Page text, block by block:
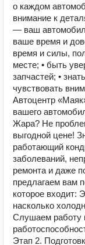
о каждом
внимание к
— ваш
ваше время и
время и силы,
месте; • быть
запчастей; •
чувствовать
Автоцентр
вашего
Жара? Не
выгодной цене!
работающий
заболеваний,
ремонта и даже
предлагаем вам
которое входит:
насколько
Слушаем работу
Этап 2.